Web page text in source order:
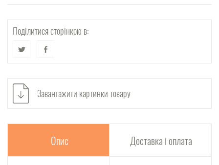
Поділитися сторінкою в:
Завантажити картинки товару
Опис Доставка і оплата